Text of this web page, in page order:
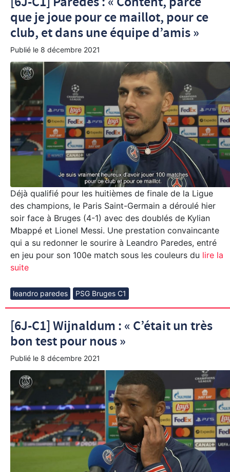
que je joue pour ce maillot, pour ce
club, et dans une équipe d’amis »
Publié le 8 décembre 2021
Déjà qualifié pour les huitièmes de finale de la Ligue
des champions, le Paris Saint-Germain a déroulé hier
soir face à Bruges (4-1) avec des doublés de Kylian
Mbappé et Lionel Messi. Une prestation convaincante
qui a su redonner le sourire à Leandro Paredes, entré
en jeu pour son 100e match sous les couleurs du lire la
suite
leandro paredes PSG Bruges C1
[6J-C1] Wijnaldum : « C’était un très
bon test pour nous »
Publié le 8 décembre 2021